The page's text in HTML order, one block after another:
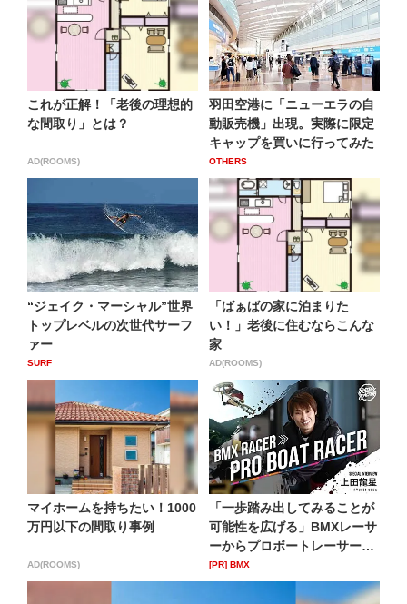
これが正解！「老後の理想的
な間取り」とは？
AD(ROOMS)
羽田空港に「ニューエラの自
動販売機」出現。実際に限定
キャップを買いに行ってみた
OTHERS
“ジェイク・マーシャル”世界
トップレベルの次世代サーフ
ァー
SURF
「ばぁばの家に泊まりた
い！」老後に住むならこんな
家
AD(ROOMS)
マイホームを持ちたい！1000
万円以下の間取り事例
AD(ROOMS)
「一歩踏み出してみることが
可能性を広げる」BMXレーサ
ーからプロボートレーサー
へ...
[PR] BMX